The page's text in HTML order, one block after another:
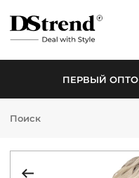
ПЕРВЫЙ
КАТАЛОГ
НОВИНКИ